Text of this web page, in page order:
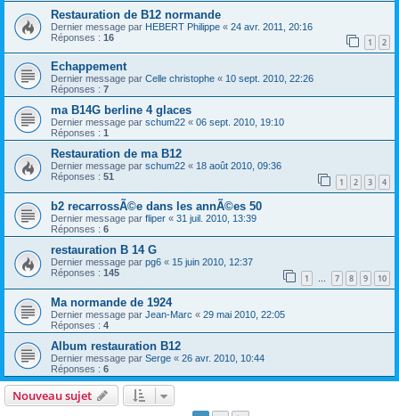
Restauration de B12 normande
Dernier message par HEBERT Philippe « 24 avr. 2011, 20:16
Réponses : 16 1 2
Echappement
Dernier message par Celle christophe « 10 sept. 2010, 22:26
Réponses : 7
ma B14G berline 4 glaces
Dernier message par schum22 « 06 sept. 2010, 19:10
Réponses : 1
Restauration de ma B12
Dernier message par schum22 « 18 août 2010, 09:36
Réponses : 51 1 2 3 4
b2 recarrossÃ©e dans les annÃ©es 50
Dernier message par fliper « 31 juil. 2010, 13:39
Réponses : 6
restauration B 14 G
Dernier message par pg6 « 15 juin 2010, 12:37
Réponses : 145 1 … 7 8 9 10
Ma normande de 1924
Dernier message par Jean-Marc « 29 mai 2010, 22:05
Réponses : 4
Album restauration B12
Dernier message par Serge « 26 avr. 2010, 10:44
Réponses : 6
Nouveau sujet